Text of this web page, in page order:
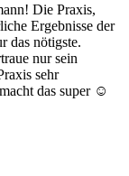
Die Praxis,
Ergebnisse der
das nötigste.
nur sein
sehr
das super ☺️